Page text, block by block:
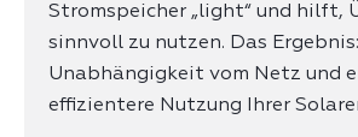
Stromspeicher „light“ und hilft,
sinnvoll zu nutzen. Das
Unabhängigkeit vom Netz und
effizientere Nutzung Ihrer